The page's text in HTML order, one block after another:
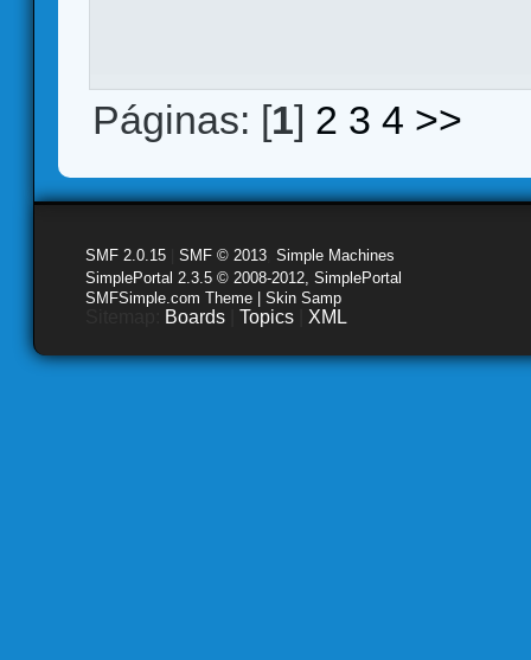
Páginas: [1] 2 3 4 >>
SMF 2.0.15 SMF © 2013 Simple Machines
SimplePortal 2.3.5 © 2008-2012, SimplePortal
SMFSimple.com Theme | Skin Samp
Boards Topics XML